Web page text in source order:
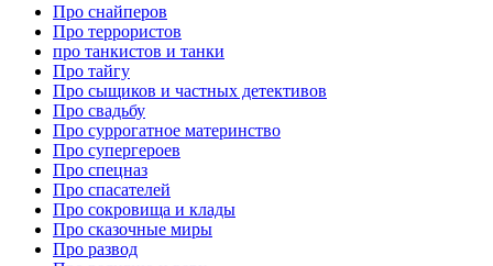
Про снайперов
Про террористов
про танкистов и танки
Про тайгу
Про сыщиков и частных детективов
Про свадьбу
Про суррогатное материнство
Про супергероев
Про спецназ
Про спасателей
Про сокровища и клады
Про сказочные миры
Про развод